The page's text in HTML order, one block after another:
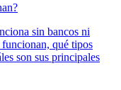
sin bancos ni
qué tipos
son sus principales